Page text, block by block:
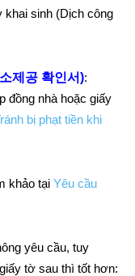
sinh (Dịch công
제공 확인서):
đồng nhà hoặc giấy
bị phạt tiền khi
khảo tại Yêu cầu
yêu cầu, tuy
tờ sau thì tốt hơn: